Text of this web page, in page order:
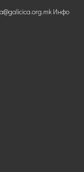
Инфо